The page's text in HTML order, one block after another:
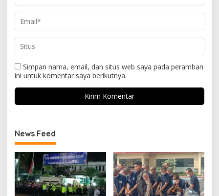
Simpan nama, email, dan situs web saya pada peramban
ini untuk komentar saya berikutnya.
News Feed